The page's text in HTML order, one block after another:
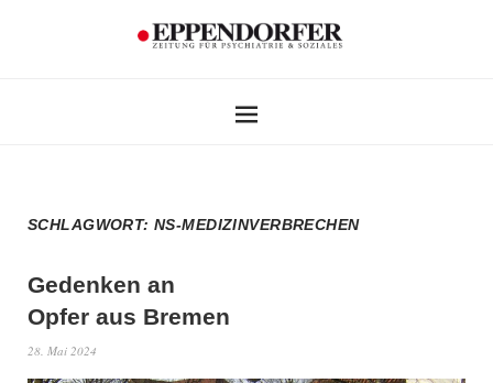
SCHLAGWORT:NS-MEDIZINVERBRECHEN
Gedenken an
Opfer aus Bremen
28. Mai 2024